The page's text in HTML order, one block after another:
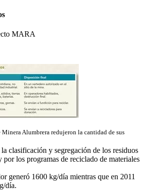
MARA
Alumbrera redujeron la cantidad de sus
clasificación y segregación de los residuos
por los programas de reciclado de materiales
generó 1600 kg/día mientras que en 2011
día.